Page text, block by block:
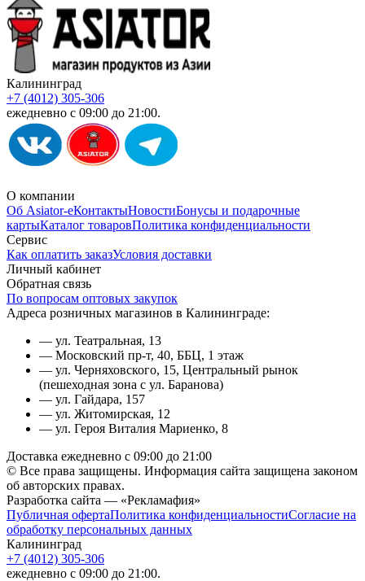
Калининград
+7 (4012) 305-306
ежедневно с 09:00 до 21:00.
О компании
Об Asiator-еКонтактыНовостиБонусы и подарочные
картыКаталог товаровПолитика конфиденциальности
Сервис
Как оплатить заказУсловия доставки
Личный кабинет
Обратная связь
По вопросам оптовых закупок
Адреса розничных магазинов в Калининграде:
— ул. Театральная, 13
— Московский пр-т, 40, ББЦ, 1 этаж
— ул. Черняховского, 15, Центральный рынок
(пешеходная зона с ул. Баранова)
— ул. Гайдара, 157
— ул. Житомирская, 12
— ул. Героя Виталия Мариенко, 8
Доставка ежедневно с 09:00 до 21:00
© Все права защищены. Информация сайта защищена законом
об авторских правах.
Разработка сайта — «Рекламафия»
Публичная офертаПолитика конфиденциальностиСогласие на
обработку персональных данных
Калининград
+7 (4012) 305-306
ежедневно с 09:00 до 21:00.